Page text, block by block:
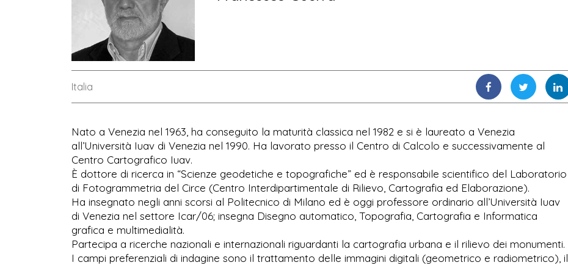
Italia
Nato a Venezia nel 1963, ha conseguito la maturità classica nel 1982 e si è laureato a Venezia
all’Università Iuav di Venezia nel 1990. Ha lavorato presso il Centro di Calcolo e successivamente al
Centro Cartografico Iuav.
È dottore di ricerca in “Scienze geodetiche e topografiche” ed è responsabile scientifico del Laboratorio
di Fotogrammetria del Circe (Centro Interdipartimentale di Rilievo, Cartografia ed Elaborazione).
Ha insegnato negli anni scorsi al Politecnico di Milano ed è oggi professore ordinario all’Università Iuav
di Venezia nel settore Icar/06; insegna Disegno automatico, Topografia, Cartografia e Informatica
grafica e multimedialità.
Partecipa a ricerche nazionali e internazionali riguardanti la cartografia urbana e il rilievo dei monumenti.
I campi preferenziali di indagine sono il trattamento delle immagini digitali (geometrico e radiometrico), il